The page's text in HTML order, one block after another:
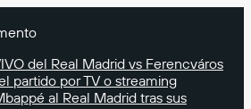
del Real Madrid vs Ferencváros
partido por TV o streaming
al Real Madrid tras sus